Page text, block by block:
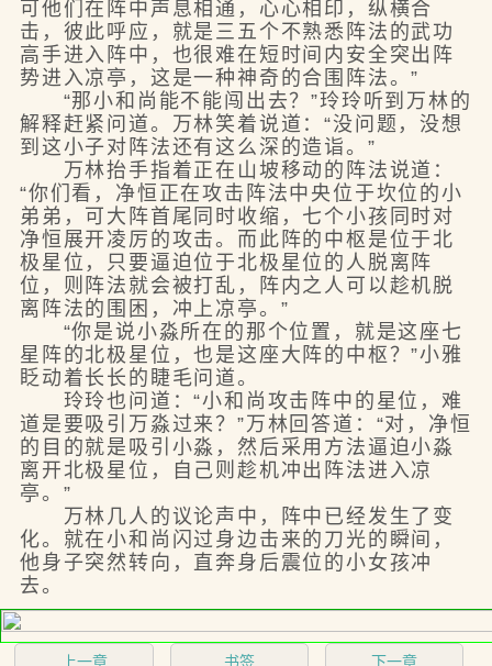
可他们在阵中声息相通，心心相印，纵横合
击，彼此呼应，就是三五个不熟悉阵法的武功
高手进入阵中，也很难在短时间内安全突出阵
势进入凉亭，这是一种神奇的合围阵法。”
“那小和尚能不能闯出去？”玲玲听到万林的
解释赶紧问道。万林笑着说道：“没问题，没想
到这小子对阵法还有这么深的造诣。”
万林抬手指着正在山坡移动的阵法说道：
“你们看，净恒正在攻击阵法中央位于坎位的小
弟弟，可大阵首尾同时收缩，七个小孩同时对
净恒展开凌厉的攻击。而此阵的中枢是位于北
极星位，只要逼迫位于北极星位的人脱离阵
位，则阵法就会被打乱，阵内之人可以趁机脱
离阵法的围困，冲上凉亭。”
“你是说小淼所在的那个位置，就是这座七
星阵的北极星位，也是这座大阵的中枢？”小雅
眨动着长长的睫毛问道。
玲玲也问道：“小和尚攻击阵中的星位，难
道是要吸引万淼过来？”万林回答道：“对，净恒
的目的就是吸引小淼，然后采用方法逼迫小淼
离开北极星位，自己则趁机冲出阵法进入凉
亭。”
万林几人的议论声中，阵中已经发生了变
化。就在小和尚闪过身边击来的刀光的瞬间，
他身子突然转向，直奔身后震位的小女孩冲
去。
上一章 书签 下一章